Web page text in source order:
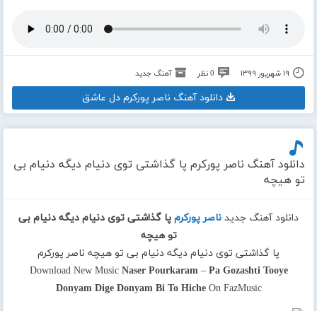
۱۹ شهریور ۱۳۹۹ 0 نظر آهنگ جدید
دانلود آهنگ ناصر پورکرم دل عاشق
دانلود آهنگ ناصر پورکرم پا گذاشتی توی دنیام دیگه دنیام بی
تو هیچه
دانلود آهنگ جدید ناصر پورکرم پا گذاشتی توی دنیام دیگه دنیام بی
تو هیچه
پا گذاشتی توی دنیام دیگه دنیام بی تو هیچه ناصر پورکرم
Download New Music Naser Pourkaram– Pa Gozashti Tooye
Donyam Dige Donyam Bi To HicheOn FazMusic